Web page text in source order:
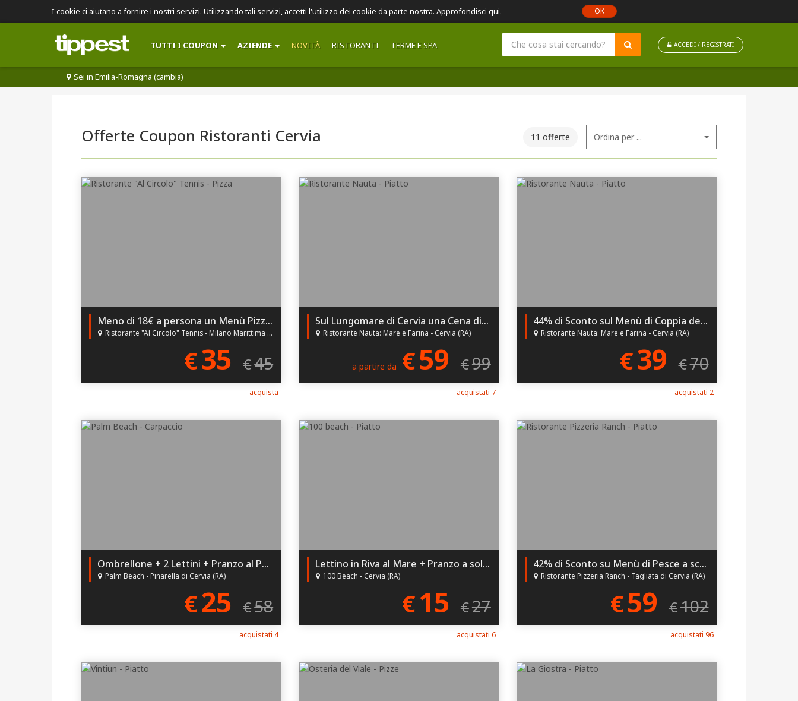
I cookie ci aiutano a fornire i nostri servizi. Utilizzando tali servizi, accetti l'utilizzo dei cookie da parte nostra. Approfondisci qui. OK
TUTTI I COUPON AZIENDE NOVITÀ RISTORANTI TERME E SPA ACCEDI / REGISTRATI
Sei in Emilia-Romagna (cambia)
Offerte Coupon Ristoranti Cervia 11 offerte Ordina per ...
Meno di 18€ a persona un Menù Pizza per 2!
Ristorante "Al Circolo" Tennis - Milano Marittima (RA)
€35 €45
acquista
Sul Lungomare di Cervia una Cena di Coppia con i freschi sapori del Pescato: scegli il tuo Menù e risparmia fino al 47% di Sconto al Ristorante Nauta - Mare e Farina!
Ristorante Nauta: Mare e Farina - Cervia (RA)
a partire da €59 €99
acquistati 7
44% di Sconto sul Menù di Coppia del Weekend!
Ristorante Nauta: Mare e Farina - Cervia (RA)
€39 €70
acquistati 2
Ombrellone + 2 Lettini + Pranzo al Palm Beach a Pinarella!
Palm Beach - Pinarella di Cervia (RA)
€25 €58
acquistati 4
Lettino in Riva al Mare + Pranzo a soli 15€!
100 Beach - Cervia (RA)
€15 €27
acquistati 6
42% di Sconto su Menù di Pesce a scelta per 2!
Ristorante Pizzeria Ranch - Tagliata di Cervia (RA)
€59 €102
acquistati 96